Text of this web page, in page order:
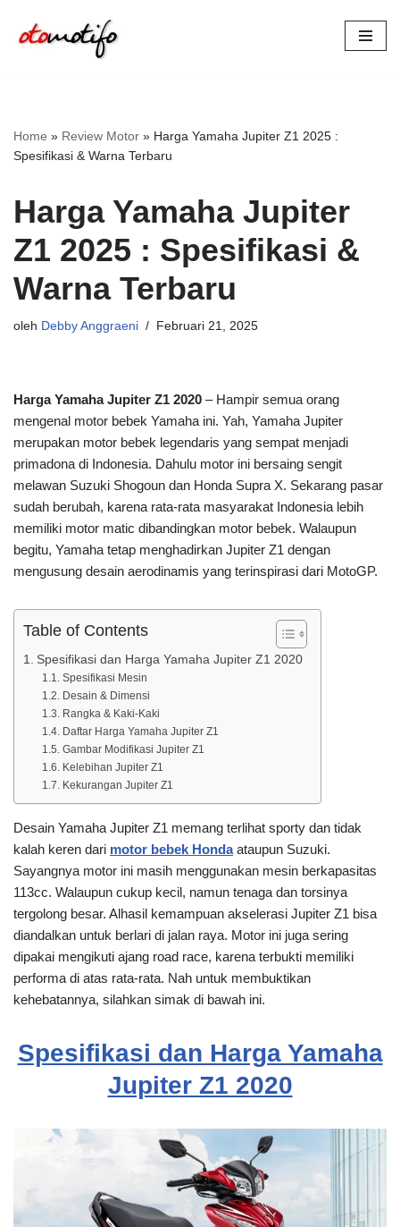
Lompat
Home » Review Motor » Harga Yamaha Jupiter Z1 2025 :
Spesifikasi & Warna Terbaru
Harga Yamaha Jupiter
Z1 2025 : Spesifikasi &
Warna Terbaru
oleh Debby Anggraeni Februari 21, 2025
Harga Yamaha Jupiter Z1 2020 – Hampir semua orang
mengenal motor bebek Yamaha ini. Yah, Yamaha Jupiter
merupakan motor bebek legendaris yang sempat menjadi
primadona di Indonesia. Dahulu motor ini bersaing sengit
melawan Suzuki Shogoun dan Honda Supra X. Sekarang pasar
sudah berubah, karena rata-rata masyarakat Indonesia lebih
memiliki motor matic dibandingkan motor bebek. Walaupun
begitu, Yamaha tetap menghadirkan Jupiter Z1 dengan
mengusung desain aerodinamis yang terinspirasi dari MotoGP.
Table of Contents
Spesifikasi dan Harga Yamaha Jupiter Z1 2020
Spesifikasi Mesin
Desain & Dimensi
Rangka & Kaki-Kaki
Daftar Harga Yamaha Jupiter Z1
Gambar Modifikasi Jupiter Z1
Kelebihan Jupiter Z1
Kekurangan Jupiter Z1
Desain Yamaha Jupiter Z1 memang terlihat sporty dan tidak
kalah keren dari motor bebek Hondaataupun Suzuki.
Sayangnya motor ini masih menggunakan mesin berkapasitas
113cc. Walaupun cukup kecil, namun tenaga dan torsinya
tergolong besar. Alhasil kemampuan akselerasi Jupiter Z1 bisa
diandalkan untuk berlari di jalan raya. Motor ini juga sering
dipakai mengikuti ajang road race, karena terbukti memiliki
performa di atas rata-rata. Nah untuk membuktikan
kehebatannya, silahkan simak di bawah ini.
Spesifikasi dan Harga Yamaha
Jupiter Z1 2020